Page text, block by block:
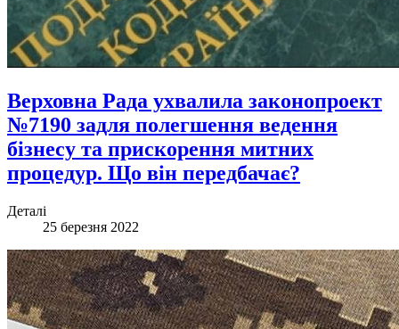
Верховна Рада ухвалила законопроект
№7190 задля полегшення ведення
бізнесу та прискорення митних
процедур. Що він передбачає?
Деталі
25 березня 2022